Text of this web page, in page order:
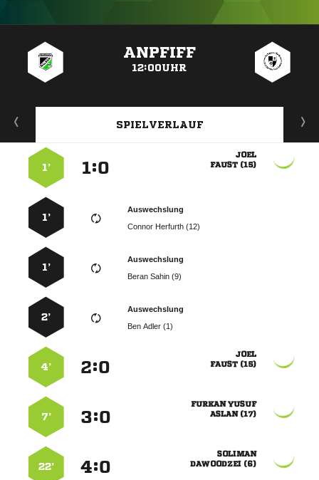
ANPFIFF
12:00UHR
SPIELVERLAUF

 
:
1’
Auswechslung
  
1’
Auswechslung
  
1’
Auswechslung
  
2’

 
:
4’
 
 
:
7’

 
:
22’